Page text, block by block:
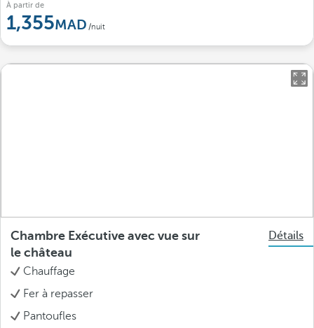
À partir de
1,355 /nuit
Chambre Exécutive avec vue sur
le château
Détails
Chauffage
Fer à repasser
Pantoufles